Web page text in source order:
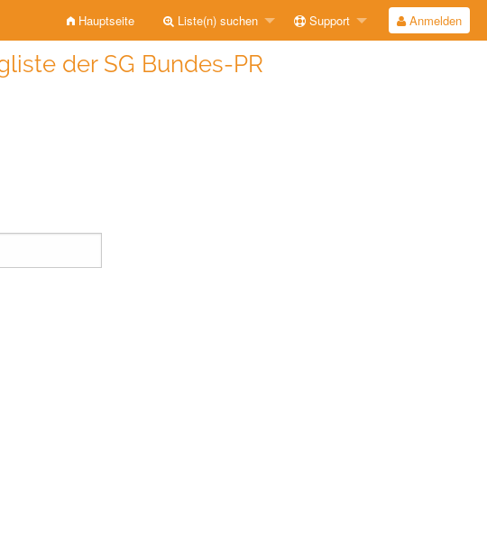
Hauptseite Liste(n) suchen Support Anmelden
der SG Bundes-PR